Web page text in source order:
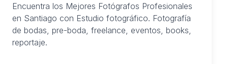
Encuentra los Mejores Fotógrafos Profesionales
en Santiago con Estudio fotográfico. Fotografía
de bodas, pre-boda, freelance, eventos, books,
reportaje.